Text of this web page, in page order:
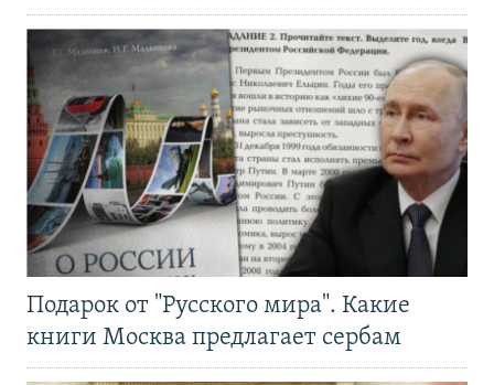
Подарок от "Русского мира". Какие
книги Москва предлагает сербам